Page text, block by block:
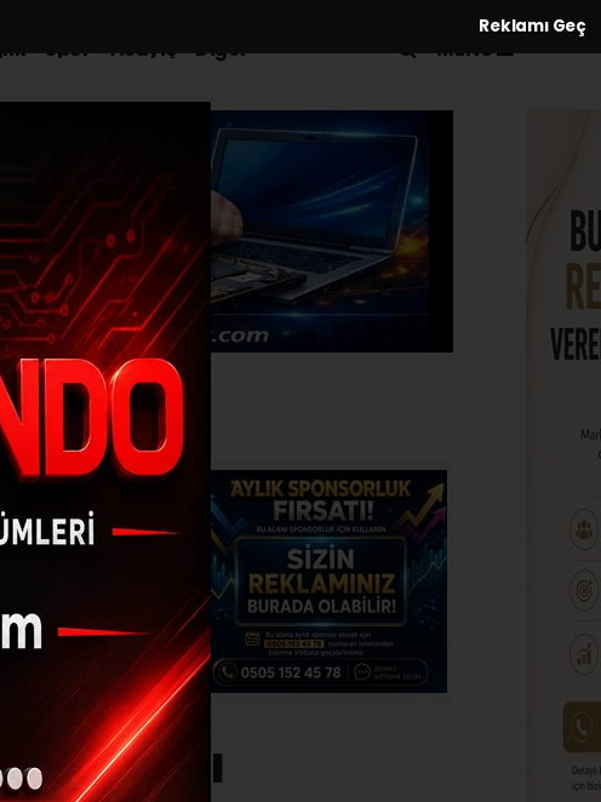
Reklamı Geç
Spor Asayiş Diğer MENÜ
yapıldı